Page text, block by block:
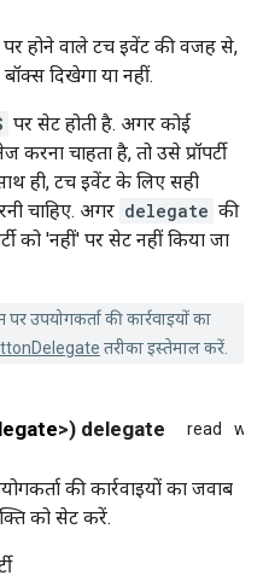
होने वाले टच इवेंट की वजह से,
दिखेगा या नहीं.
पर सेट होती है. अगर कोई
चाहता है, तो उसे प्रॉपर्टी
ही, टच इवेंट के लिए सही
चाहिए. अगर delegate की
को 'नहीं' पर सेट नहीं किया जा
पर उपयोगकर्ता की कार्रवाइयों का
तरीका इस्तेमाल करें.
>) delegate read
की कार्रवाइयों का जवाब
को सेट करें.